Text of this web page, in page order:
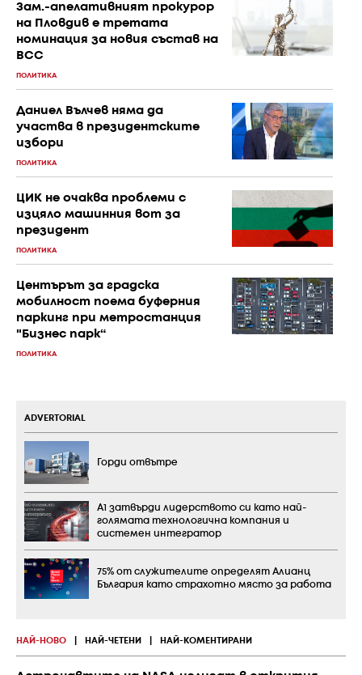
Зам.-апелативният прокурор
на Пловдив е третата
номинация за новия състав на
ВСС
ПОЛИТИКА
Даниел Вълчев няма да
участва в президентските
избори
ПОЛИТИКА
ЦИК не очаква проблеми с
изцяло машинния вот за
президент
ПОЛИТИКА
Центърът за градска
мобилност поема буферния
паркинг при метростанция
"Бизнес парк“
ПОЛИТИКА
НАЙ-НОВО НАЙ-ЧЕТЕНИ НАЙ-КОМЕНТИРАНИ
ADVERTORIAL
Горди отвътре
А1 затвърди лидерството си като най-
голямата технологична компания и
системен интегратор
75% от служителите определят Алианц
България като страхотно място за работа